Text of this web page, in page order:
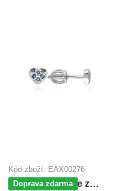
Kód zboží: EAX00276
Doprava zdarma
MOISS náušnice z